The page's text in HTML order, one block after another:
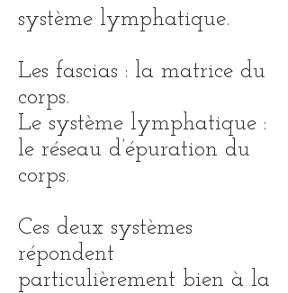
système lymphatique.
Les fascias : la matrice du
corps.
Le système lymphatique :
le réseau d’épuration du
corps.
Ces deux systèmes
répondent
particulièrement bien à la